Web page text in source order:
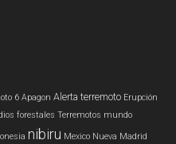
6 Apagon Alerta terremoto Erupción
forestales Terremotos mundo
nibiru Mexico Nueva Madrid